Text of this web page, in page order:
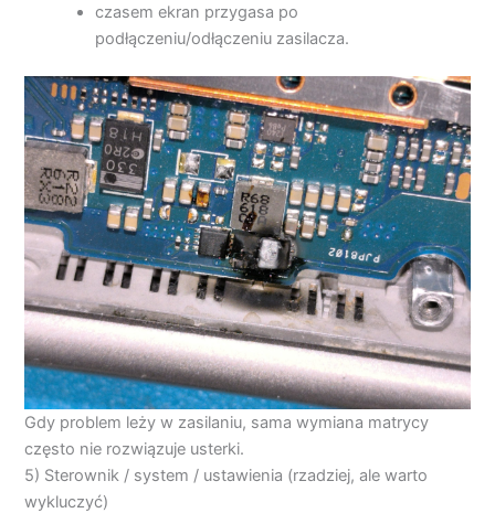
czasem ekran przygasa po
podłączeniu/odłączeniu zasilacza.
Gdy problem leży w zasilaniu, sama wymiana matrycy
często nie rozwiązuje usterki.
5) Sterownik / system / ustawienia (rzadziej, ale warto
wykluczyć)